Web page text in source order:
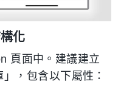
化
頁面中。建議建立
，包含以下屬性：